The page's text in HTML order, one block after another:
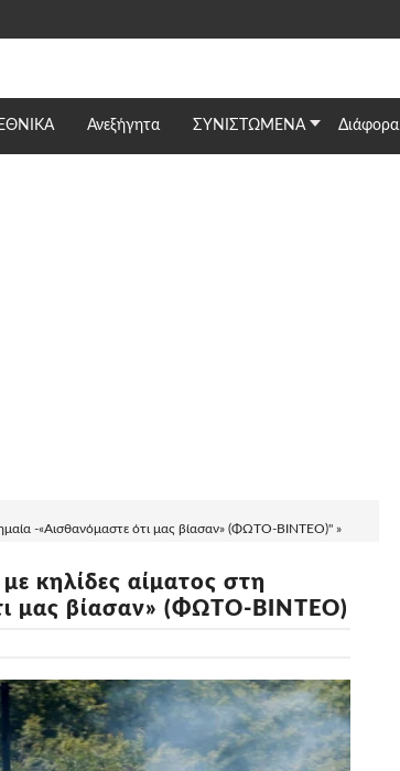
ΕΘΝΙΚΆ Ανεξήγητα ΣΥΝΙΣΤΩΜΕΝΑ Διάφορα
-«Αισθανόμαστε ότι μας βίασαν» (ΦΩΤΟ-ΒΙΝΤΕΟ)" »
κηλίδες αίματος στη
μας βίασαν» (ΦΩΤΟ-ΒΙΝΤΕΟ)